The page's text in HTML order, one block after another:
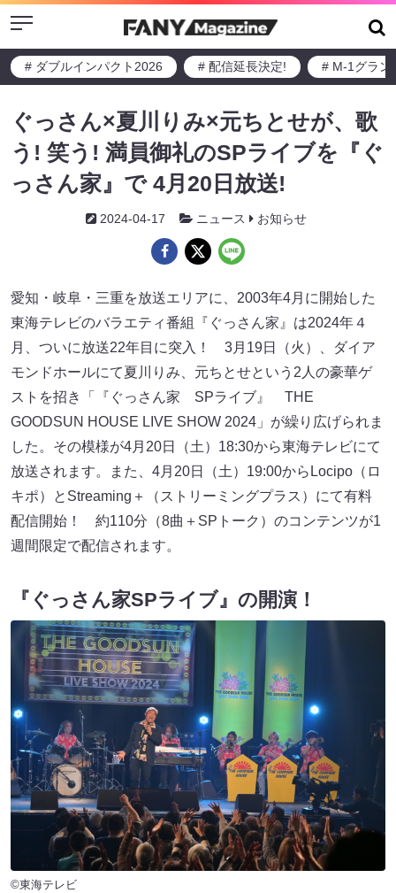
Menu
# ダブルインパクト2026 # 配信延長決定! # M-1グラン
ぐっさん×夏川りみ×元ちとせが、歌
う! 笑う! 満員御礼のSPライブを『ぐ
っさん家』で 4月20日放送!
2024-04-17 ニュース お知らせ
愛知・岐阜・三重を放送エリアに、2003年4月に開始した
東海テレビのバラエティ番組『ぐっさん家』は2024年４
月、ついに放送22年目に突入！ 3月19日（火）、ダイア
モンドホールにて夏川りみ、元ちとせという2人の豪華ゲ
ストを招き「『ぐっさん家 SPライブ』 THE
GOODSUN HOUSE LIVE SHOW 2024」が繰り広げられま
した。その模様が4月20日（土）18:30から東海テレビにて
放送されます。また、4月20日（土）19:00からLocipo（ロ
キポ）とStreaming＋（ストリーミングプラス）にて有料
配信開始！ 約110分（8曲＋SPトーク）のコンテンツが1
週間限定で配信されます。
『ぐっさん家SPライブ』の開演！
©東海テレビ